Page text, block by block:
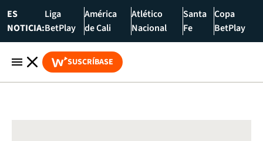
ES
NOTICIA:
Liga
BetPlay
América
de Cali
Atlético
Nacional
Santa
Fe
Copa
BetPlay
SUSCRÍBASE